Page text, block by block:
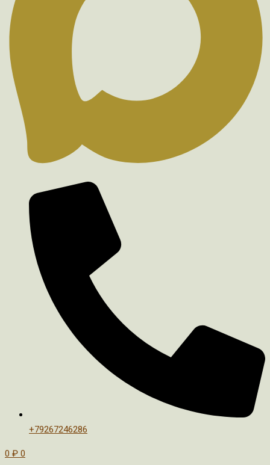
+79267246286
0 ₽ 0